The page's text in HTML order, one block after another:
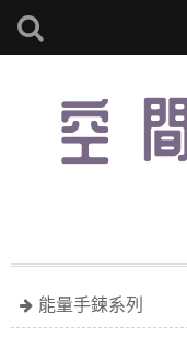
能量手鍊系列